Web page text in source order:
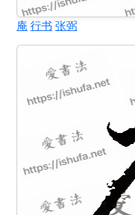
庵 行书 张弼